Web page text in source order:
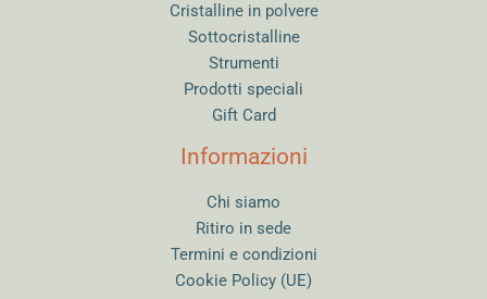
Cristalline in polvere
Sottocristalline
Strumenti
Prodotti speciali
Gift Card
Informazioni
Chi siamo
Ritiro in sede
Termini e condizioni
Cookie Policy (UE)